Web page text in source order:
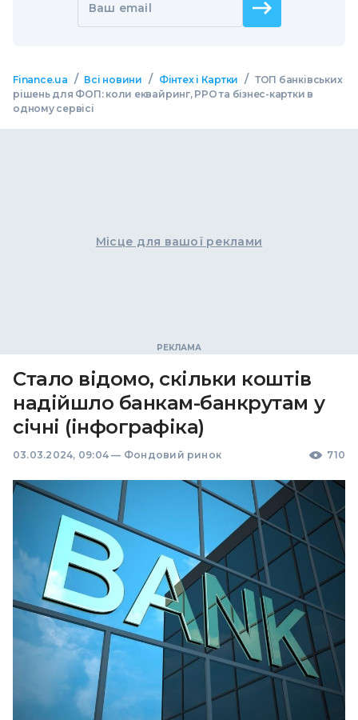
Ваш email
Finance.ua / Всі новини / Фінтех і Картки / ТОП банківських
рішень для ФОП: коли еквайринг, РРО та бізнес-картки в
одному сервісі
Місце для вашої реклами
Стало відомо, скільки коштів
надійшло банкам-банкрутам у
січні (інфографіка)
03.03.2024, 09:04 — Фондовий ринок 710